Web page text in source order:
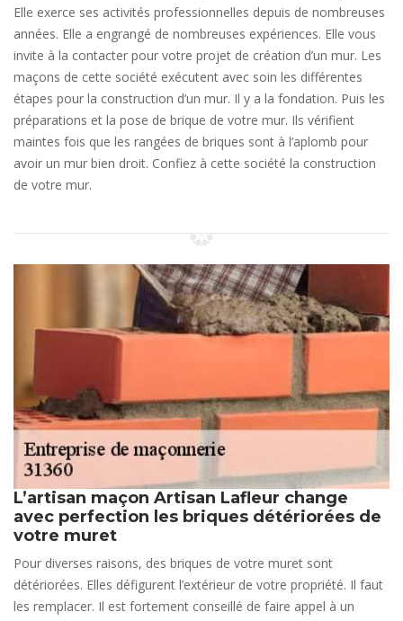
Elle exerce ses activités professionnelles depuis de nombreuses
années. Elle a engrangé de nombreuses expériences. Elle vous
invite à la contacter pour votre projet de création d’un mur. Les
maçons de cette société exécutent avec soin les différentes
étapes pour la construction d’un mur. Il y a la fondation. Puis les
préparations et la pose de brique de votre mur. Ils vérifient
maintes fois que les rangées de briques sont à l’aplomb pour
avoir un mur bien droit. Confiez à cette société la construction
de votre mur.
L’artisan maçon Artisan Lafleur change
avec perfection les briques détériorées de
votre muret
Pour diverses raisons, des briques de votre muret sont
détériorées. Elles défigurent l’extérieur de votre propriété. Il faut
les remplacer. Il est fortement conseillé de faire appel à un